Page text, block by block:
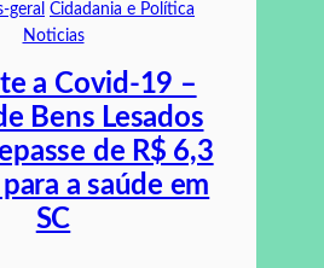
geral Cidadania e Política
Noticias
a Covid-19 –
Bens Lesados
de R$ 6,3
a saúde em
SC